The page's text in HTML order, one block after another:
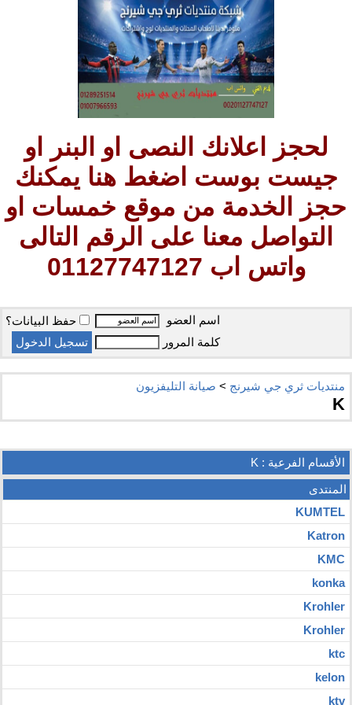
لحجز اعلانك النصى او البنر او
جيست بوست اضغط هنا يمكنك
حجز الخدمة من موقع خمسات او
التواصل معنا على الرقم التالى
واتس اب 01127747127
اسم العضو
حفظ البيانات؟
كلمة المرور
منتديات ثري جي شيرنج > صيانة التليفزيون
K
الأقسام الفرعية : K
المنتدى
KUMTEL
Katron
KMC
konka
Krohler
Krohler
ktc
kelon
ktv